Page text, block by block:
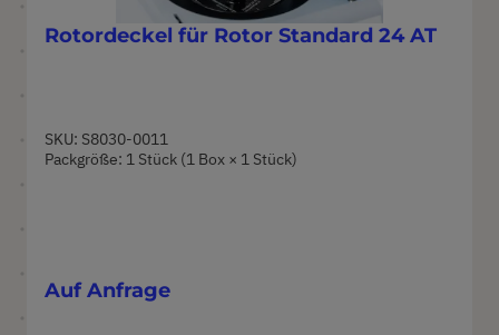
Rotordeckel für Rotor Standard 24 AT
SKU: S8030-0011
Packgröße: 1 Stück (1 Box × 1 Stück)
Auf Anfrage